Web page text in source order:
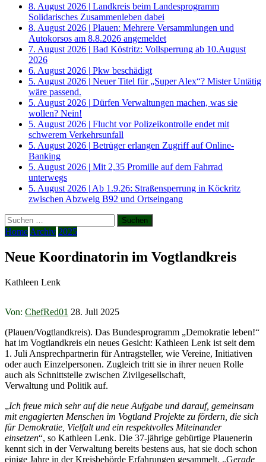
8. August 2026 | Landkreis beim Landesprogramm
Solidarisches Zusammenleben dabei
8. August 2026 | Plauen: Mehrere Versammlungen und
Autokorsos am 8.8.2026 angemeldet
7. August 2026 | Bad Köstritz: Vollsperrung ab 10.August
2026
6. August 2026 | Pkw beschädigt
5. August 2026 | Neuer Titel für „Super Alex“? Mister Untätig
wäre passend.
5. August 2026 | Dürfen Verwaltungen machen, was sie
wollen? Nein!
5. August 2026 | Flucht vor Polizeikontrolle endet mit
schwerem Verkehrsunfall
5. August 2026 | Betrüger erlangen Zugriff auf Online-
Banking
5. August 2026 | Mit 2,35 Promille auf dem Fahrrad
unterwegs
5. August 2026 | Ab 1.9.26: Straßensperrung in Köckritz
zwischen Abzweig B92 und Ortseingang
Suchen
nach:
Home Archiv 2025
Neue Koordinatorin im Vogtlandkreis
Kathleen Lenk
Von: ChefRed01 28. Juli 2025
(Plauen/Vogtlandkreis). Das Bundesprogramm „Demokratie leben!“
hat im Vogtlandkreis ein neues Gesicht: Kathleen Lenk ist seit dem
1. Juli Ansprechpartnerin für Antragsteller, wie Vereine, Initiativen
oder auch Einzelpersonen. Zugleich tritt sie in ihrer neuen Rolle
auch als Schnittstelle zwischen Zivilgesellschaft,
Verwaltung und Politik auf.
„Ich freue mich sehr auf die neue Aufgabe und darauf, gemeinsam
mit engagierten Menschen im Vogtland Projekte zu fördern, die sich
für Demokratie, Vielfalt und ein respektvolles Miteinander
einsetzen“, so Kathleen Lenk. Die 37-jährige gebürtige Plauenerin
kennt sich in der Verwaltung bereits bestens aus, hat sie doch schon
einige Jahre in der Kreisbehörde Erfahrungen gesammelt. „Gerade